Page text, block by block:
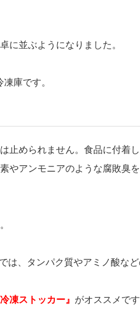
に並ぶようになりました。
庫です。
止められません。食品に付着
やアンモニアのような腐敗臭
は、タンパク質やアミノ酸な
凍ストッカー』 がオススメで